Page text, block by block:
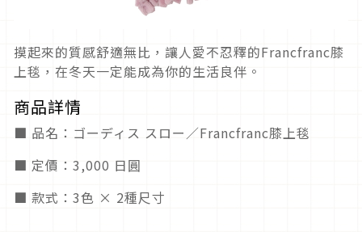
摸起來的質感舒適無比，讓人愛不忍釋的Francfranc膝
上毯，在冬天一定能成為你的生活良伴。
商品詳情
■ 品名：ゴーディス スロー／Francfranc膝上毯
■ 定價：3,000 日圓
■ 款式：3色 × 2種尺寸